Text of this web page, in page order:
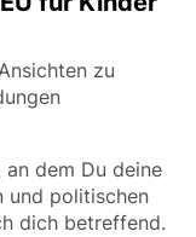
zu
dem Du deine
und politischen
dich betreffend.